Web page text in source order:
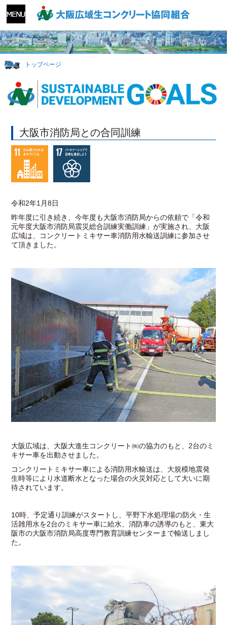
トップページ
大阪市消防局との合同訓練
令和2年1月8日
昨年度に引き続き、今年度も大阪市消防局からの依頼で「令和
元年度大阪市消防局震災総合訓練実働訓練」が実施され、大阪
広域は、コンクリートミキサー車消防用水輸送訓練に参加させ
て頂きました。
大阪広域は、大阪大進生コンクリート㈱の協力のもと、2台のミ
キサー車を出動させました。
コンクリートミキサー車による消防用水輸送は、大規模地震発
生時等により水道断水となった場合の火災対応として大いに期
待されています。
10時、予定通り訓練がスタートし、平野下水処理場の防火・生
活雑用水を2台のミキサー車に給水、消防車の誘導のもと、東大
阪市の大阪市消防局高度専門教育訓練センターまで輸送しまし
た。